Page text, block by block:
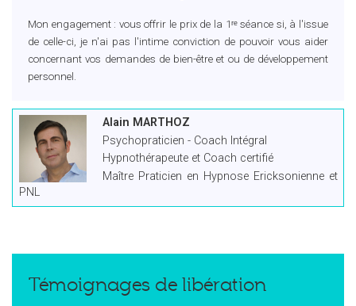
Mon engagement : vous offrir le prix de la 1ʳᵉ séance si, à l'issue
de celle-ci, je n'ai pas l'intime conviction de pouvoir vous aider
concernant vos demandes de bien-être et ou de développement
personnel.
Alain MARTHOZ
Psychopraticien - Coach Intégral
Hypnothérapeute et Coach certifié
Maître Praticien en Hypnose Ericksonienne et
PNL
Témoignages de libération